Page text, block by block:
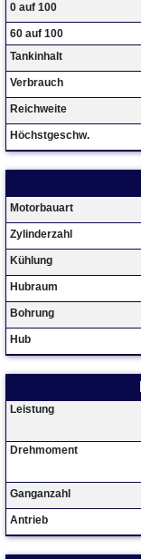
0 auf 100
60 auf 100
Tankinhalt
Verbrauch
Reichweite
Höchstgeschw.
Motorbauart
Zylinderzahl
Kühlung
Hubraum
Bohrung
Hub
Leistung
Drehmoment
Ganganzahl
Antrieb